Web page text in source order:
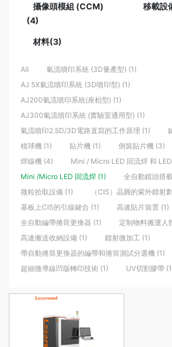
All
氣流噴印系統 (3D量產型) (1)
AJ 5X氣流噴印系統 (3D噴印型) (1)
AJ200氣流噴印系統(座枱型) (1)
AJ300氣流噴印系統 (實驗室通用型) (1)
氣流噴印2.5D/3D電路直寫的工作原理 (1)
植球機 (1)
貼片機 (1) 倒裝貼片機 (3)
焊線機 (4)
Mini / Micro LED 回流焊 和
Mini /Micro LED 回流焊 (1)
全自動鏡頭搭
微粒拾取設備 (1)
（CIS）晶圓的紫外鐳射
基板上CIS的引線鍵合 (1)
高速貼片裝置 (1)
全自動編帶捲筒更換器 (1)
定制物料搬運人
高速搬送收納設備 (1)
鐳射微加工 (1)
帶自動捲筒更換器的編帶和捲筒測試分選機 (1)
超細微導線凹版轉印技術 (1)
UV切割膠帶
攝像頭模組 (CCM)
(4)
移載設
材料(3)